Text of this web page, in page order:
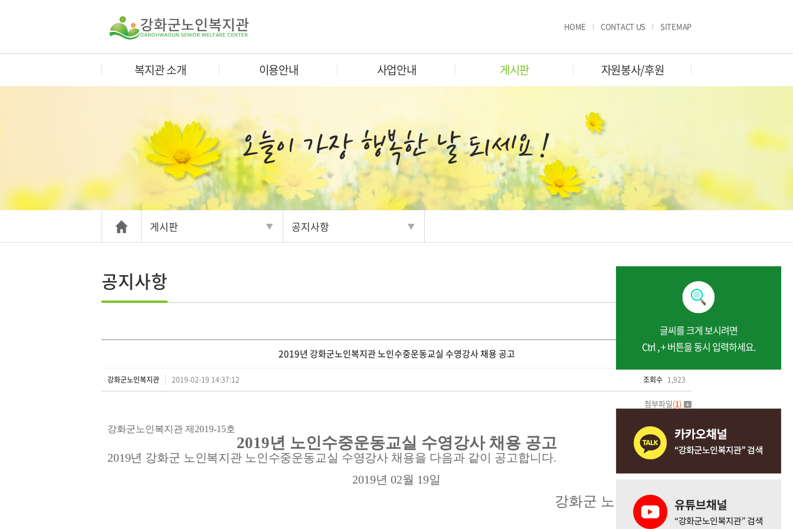
HOME CONTACT US SITEMAP
복지관 소개 이용안내 사업안내 게시판 자원봉사/후원
게시판 공지사항
공지사항
2019년 강화군노인복지관 노인수중운동교실 수영강사 채용 공고
강화군노인복지관 2019-02-19 14:37:12 조회수 1,923
첨부파일(1)
강화군노인복지관 제 2019-15호
2019년 노인수중운동교실 수영강사 채용 공고
2019년 강화군 노인복지관 노인수중운동교실 수영강사 채용을 다음과 같이 공고합니다.
2019년 02월 19일
강화군 노인복지관장
글씨를 크게 보시려면
Ctrl , + 버튼을 동시 입력하세요.